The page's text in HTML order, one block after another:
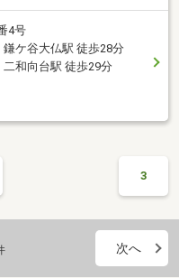
4号
ケ谷大仏駅 徒歩28分
和向台駅 徒歩29分
3
次へ